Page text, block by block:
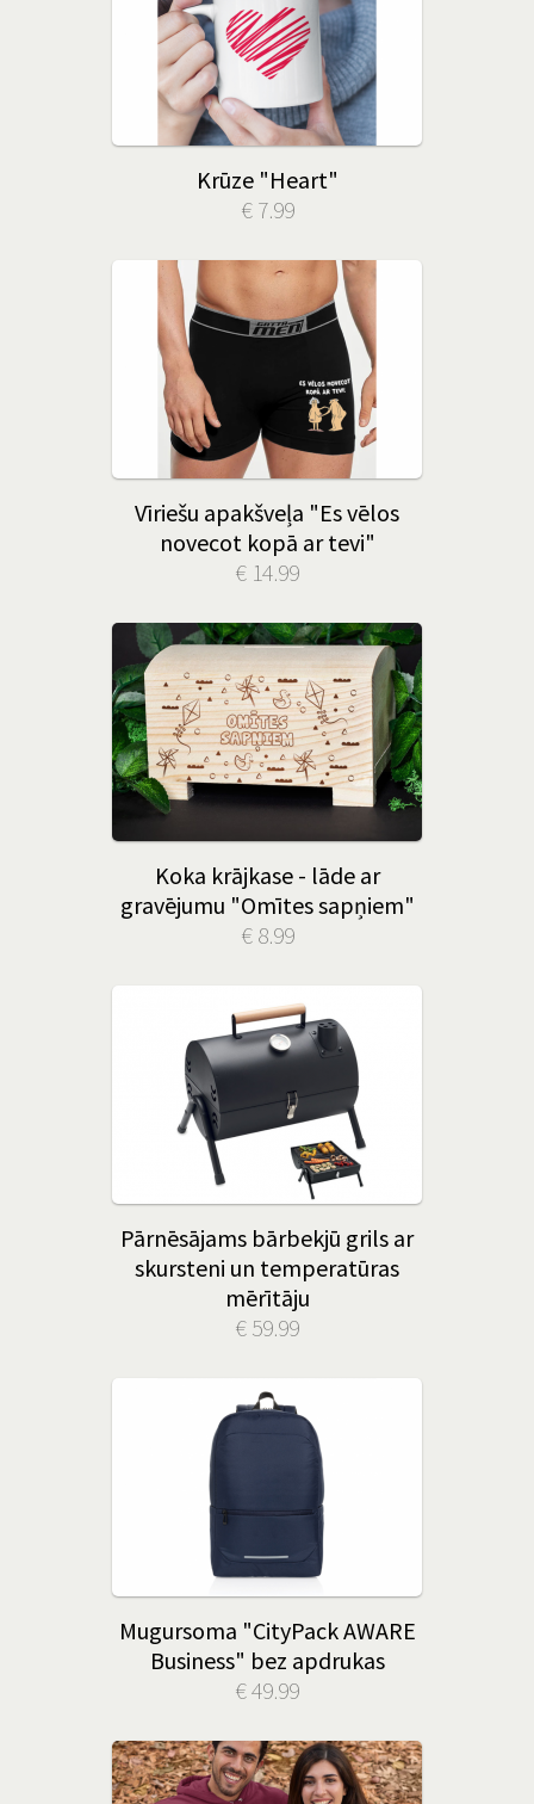
Krūze "Heart"
€ 7.99
Vīriešu apakšveļa "Es vēlos
novecot kopā ar tevi"
€ 14.99
Koka krājkase - lāde ar
gravējumu "Omītes sapņiem"
€ 8.99
Pārnēsājams bārbekjū grils ar
skursteni un temperatūras
mērītāju
€ 59.99
Mugursoma "CityPack AWARE
Business" bez apdrukas
€ 49.99